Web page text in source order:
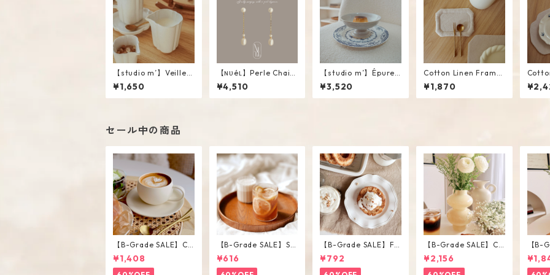
【studio m’】Veillee
Creamer #White / L
¥1,650
【ɴᴜéʟ】Perle Chain
e
¥4,510
【studio m’】Épurer
Compote #White / M
¥3,520
Cotton Linen Frame
Mini Mat #Beige
¥1,870
セール中の商品
【B-Grade SALE】Cr
eam Color Round Sh
ape Cup Saucer Set
¥1,408
【B-Grade SALE】Str
iped Short Glass / M
¥616
【B-Grade SALE】Fri
ll Plate
¥792
【B-Grade SALE】Ch
ubby Vase / L
¥2,156
【B-
ubby